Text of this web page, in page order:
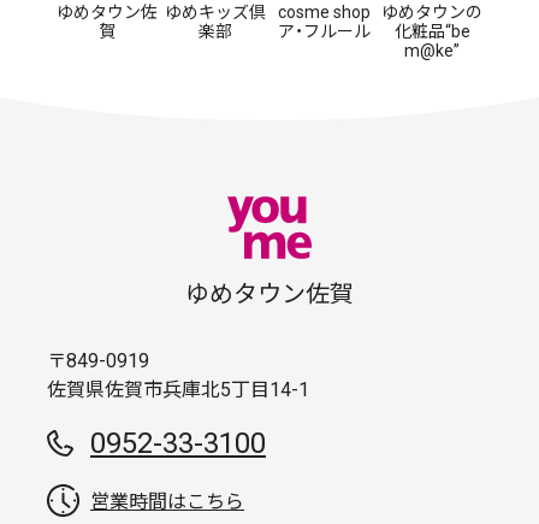
ゆめタウン佐
賀
ゆめキッズ倶
楽部
cosme shop
ア・フルール
ゆめタウンの
化粧品“be
m@ke”
ゆめタウン佐賀
〒849-0919
佐賀県佐賀市兵庫北5丁目14-1
0952-33-3100
営業時間はこちら